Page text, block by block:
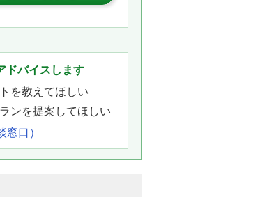
ドバイスします
を教えてほしい
ンを提案してほしい
口）